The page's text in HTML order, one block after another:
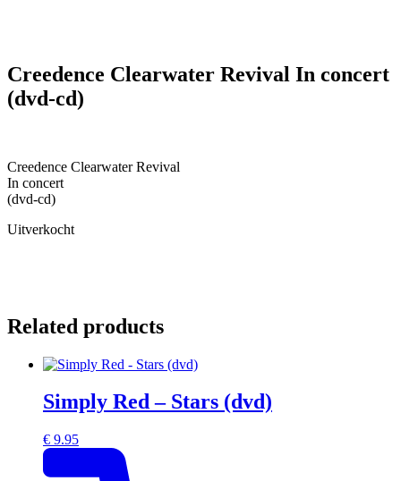
Creedence Clearwater Revival In concert
(dvd-cd)
Creedence Clearwater Revival
In concert
(dvd-cd)
Uitverkocht
Related products
Simply Red – Stars (dvd)
€ 9.95